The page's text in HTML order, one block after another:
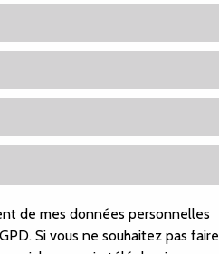
de mes données personnelles
Si vous ne souhaitez pas